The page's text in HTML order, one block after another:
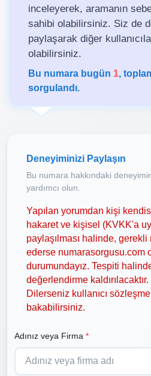
inceleyerek, aramanın
sahibi olabilirsiniz. Siz de
paylaşarak diğer
olabilirsiniz.
Bu numara bugün 1,
sorgulandı.
Deneyiminizi Paylaşın
Bu numara hakkındaki
yardımcı olun.
Yapılan yorumdan kişi
hakaret ve kişisel (KVKK'a
paylaşılması halinde,
ederse numarasorgusu.com
durumundayız. Tespiti
değerlendirme kaldırılacaktır.
Dilerseniz kullanıcı
bakabilirsiniz.
Adınız veya Firma *